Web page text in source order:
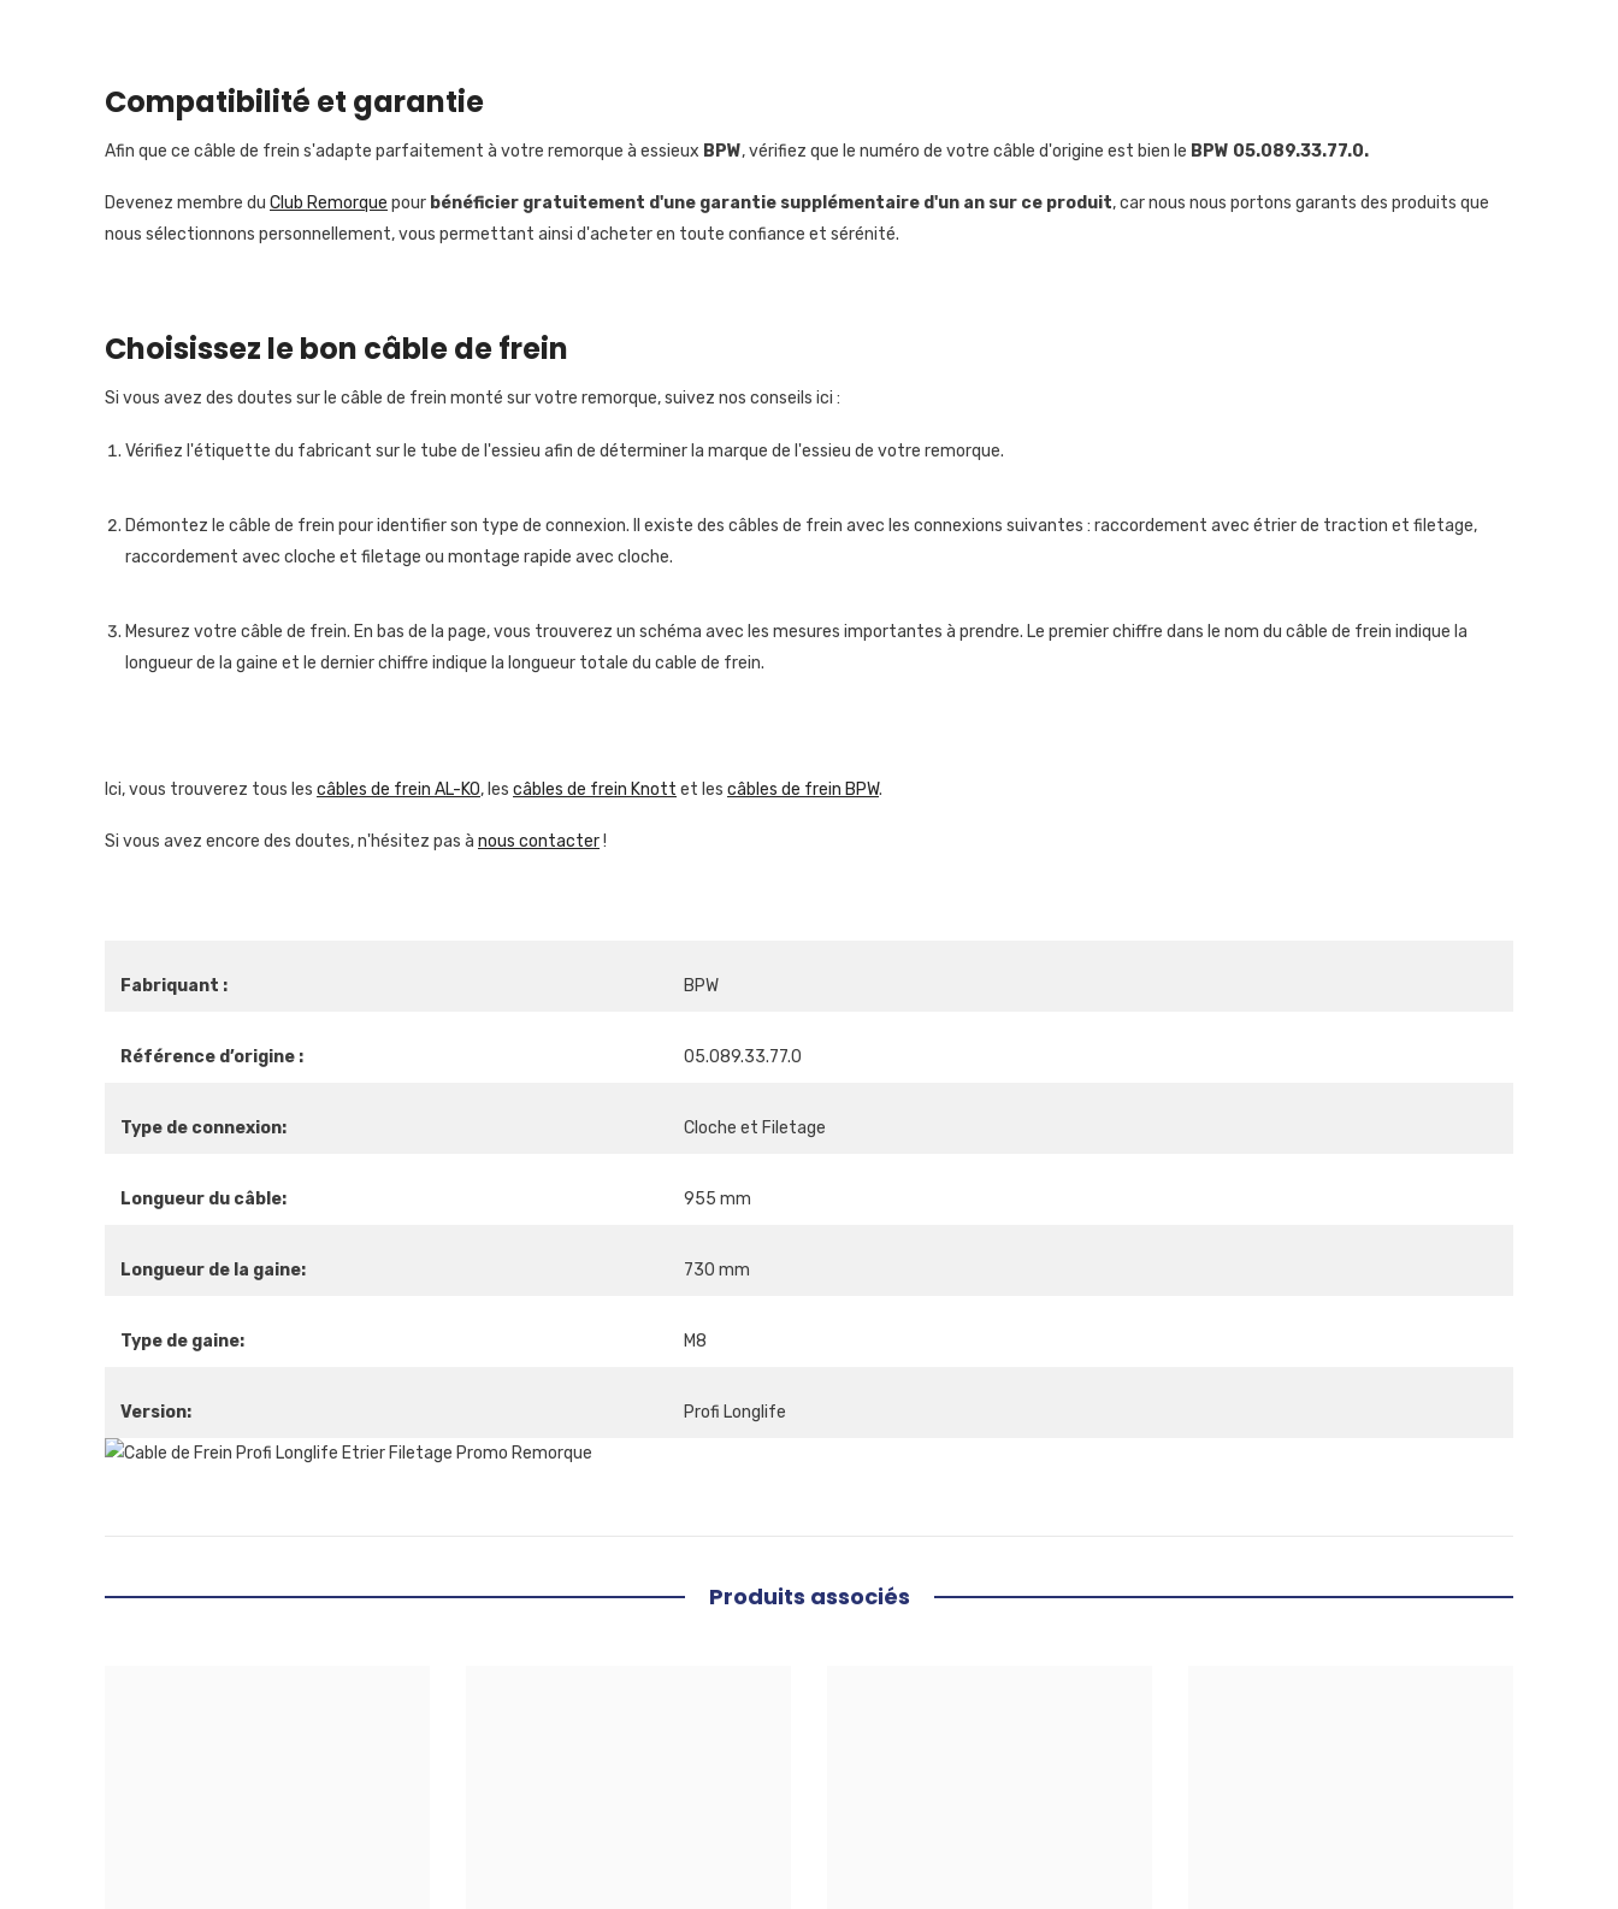
Compatibilité et garantie
Afin que ce câble de frein s'adapte parfaitement à votre remorque à essieux BPW, vérifiez que le numéro de votre câble d'origine est bien le BPW 05.089.33.77.0.
Devenez membre du Club Remorque pour bénéficier gratuitement d'une garantie supplémentaire d'un an sur ce produit, car nous nous portons garants des produits que
nous sélectionnons personnellement, vous permettant ainsi d'acheter en toute confiance et sérénité.
Choisissez le bon câble de frein
Si vous avez des doutes sur le câble de frein monté sur votre remorque, suivez nos conseils ici :
Vérifiez l'étiquette du fabricant sur le tube de l'essieu afin de déterminer la marque de l'essieu de votre remorque.
Démontez le câble de frein pour identifier son type de connexion. Il existe des câbles de frein avec les connexions suivantes : raccordement avec étrier de traction et filetage,
raccordement avec cloche et filetage ou montage rapide avec cloche.
Mesurez votre câble de frein. En bas de la page, vous trouverez un schéma avec les mesures importantes à prendre. Le premier chiffre dans le nom du câble de frein indique la
longueur de la gaine et le dernier chiffre indique la longueur totale du cable de frein.
Ici, vous trouverez tous les câbles de frein AL-KO, les câbles de frein Knott et les câbles de frein BPW.
Si vous avez encore des doutes, n'hésitez pas à nous contacter!
Fabriquant : BPW
Référence d’origine : 05.089.33.77.0
Type de connexion: Cloche et Filetage
Longueur du câble: 955 mm
Longueur de la gaine: 730 mm
Type de gaine: M8
Version: Profi Longlife
Produits associés